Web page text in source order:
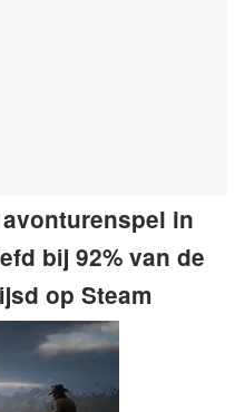
in
bij 92% van de
op Steam